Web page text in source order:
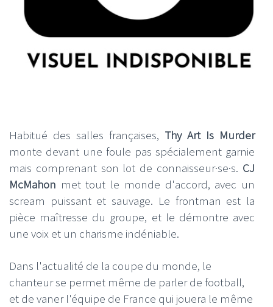
Habitué des salles françaises, Thy Art Is Murder
monte devant une foule pas spécialement garnie
mais comprenant son lot de connaisseur·se·s. CJ
McMahon met tout le monde d'accord, avec un
scream puissant et sauvage. Le frontman est la
pièce maîtresse du groupe, et le démontre avec
une voix et un charisme indéniable.
Dans l'actualité de la coupe du monde, le
chanteur se permet même de parler de football,
et de vaner l'équipe de France qui jouera le même